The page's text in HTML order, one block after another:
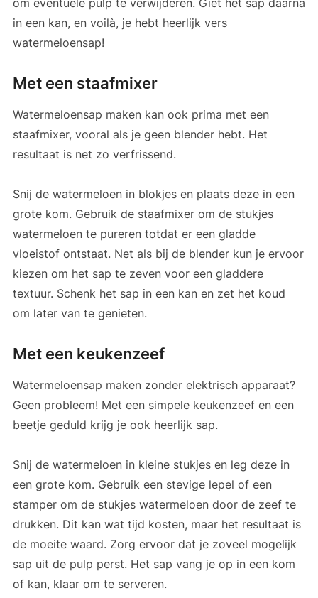
in een kan, en voilà, je hebt heerlijk vers
watermeloensap!
Met een staafmixer
Watermeloensap maken kan ook prima met een
staafmixer, vooral als je geen blender hebt. Het
resultaat is net zo verfrissend.
Snij de watermeloen in blokjes en plaats deze in een
grote kom. Gebruik de staafmixer om de stukjes
watermeloen te pureren totdat er een gladde
vloeistof ontstaat. Net als bij de blender kun je ervoor
kiezen om het sap te zeven voor een gladdere
textuur. Schenk het sap in een kan en zet het koud
om later van te genieten.
Met een keukenzeef
Watermeloensap maken zonder elektrisch apparaat?
Geen probleem! Met een simpele keukenzeef en een
beetje geduld krijg je ook heerlijk sap.
Snij de watermeloen in kleine stukjes en leg deze in
een grote kom. Gebruik een stevige lepel of een
stamper om de stukjes watermeloen door de zeef te
drukken. Dit kan wat tijd kosten, maar het resultaat is
de moeite waard. Zorg ervoor dat je zoveel mogelijk
sap uit de pulp perst. Het sap vang je op in een kom
of kan, klaar om te serveren.